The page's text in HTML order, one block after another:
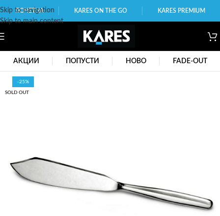
Skip to navigation
Skip to main content
ПОЧЕТНА KARES ON THE GO KARES PREMIUM
АКЦИИ ПОПУСТИ НОВО FADE-OUT
-25%
SOLD OUT